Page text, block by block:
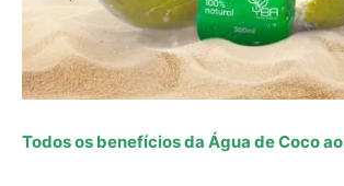
Todos os benefícios da Água de Coco